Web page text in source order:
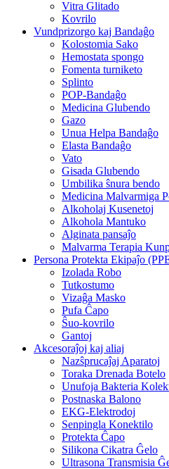
Vitra Glitado
Kovrilo
Vundprizorgo kaj Bandaĝo
Kolostomia Sako
Hemostata spongo
Fomenta turniketo
Splinto
POP-Bandaĝo
Medicina Glubendo
Gazo
Unua Helpa Bandaĝo
Elasta Bandaĝo
Vato
Gisada Glubendo
Umbilika ŝnura bendo
Medicina Malvarmiga
Alkoholaj Kusenetoj
Alkohola Mantuko
Alginata pansaĵo
Malvarma Terapia
Persona Protekta Ekipaĵo
Izolada Robo
Tutkostumo
Vizaĝa Masko
Pufa Ĉapo
Ŝuo-kovrilo
Gantoj
Akcesoraĵoj kaj aliaj
Nazŝprucaĵaj Aparatoj
Toraka Drenada Botelo
Unufoja Bakteria
Postnaska Balono
EKG-Elektrodoj
Senpingla Konektilo
Protekta Ĉapo
Silikona Cikatra Ĝelo
Ultrasona Transmisia